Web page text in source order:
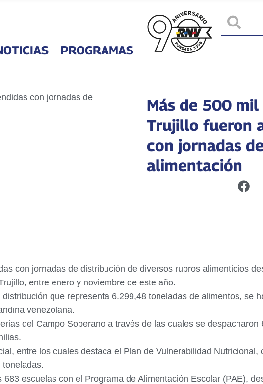
PROGRAMAS
Más de 500
Trujillo fueron
con jornadas de
alimentación
con jornadas de distribución de diversos rubros alimenticios
entre enero y noviembre de este año.
que representa 6.299,48 toneladas de alimentos, se
venezolana.
del Campo Soberano a través de las cuales se despacharon
entre los cuales destaca el Plan de Vulnerabilidad Nutricional,
toneladas.
escuelas con el Programa de Alimentación Escolar (PAE),